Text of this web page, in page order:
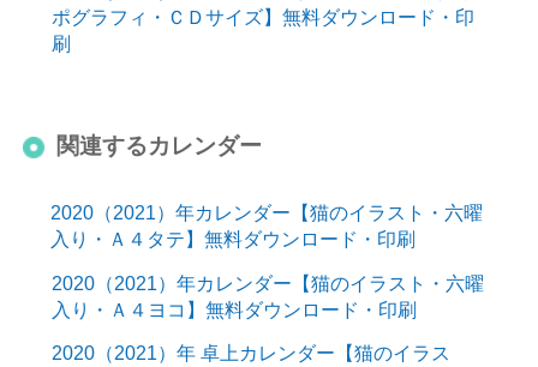
ポグラフィ・ＣＤサイズ】無料ダウンロード・印
刷
関連するカレンダー
2020（2021）年カレンダー【猫のイラスト・六曜
入り・Ａ４タテ】無料ダウンロード・印刷
2020（2021）年カレンダー【猫のイラスト・六曜
入り・Ａ４ヨコ】無料ダウンロード・印刷
2020（2021）年 卓上カレンダー【猫のイラス